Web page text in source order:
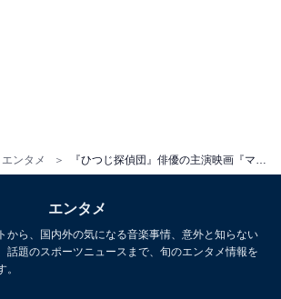
エンタメ 『ひつじ探偵団』俳優の主演映画『マスターズ・オブ・ユニバース』が面白い！ 必見である5つの理由を全力解説
エンタメ
から、国内外の気になる音楽事情、意外と知らない
話題のスポーツニュースまで、旬のエンタメ情報を